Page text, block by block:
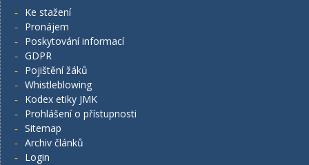
Ke stažení
Pronájem
Poskytování informací
GDPR
Pojištění žáků
Whistleblowing
Kodex etiky JMK
Prohlášení o přístupnosti
Sitemap
Archiv článků
Login